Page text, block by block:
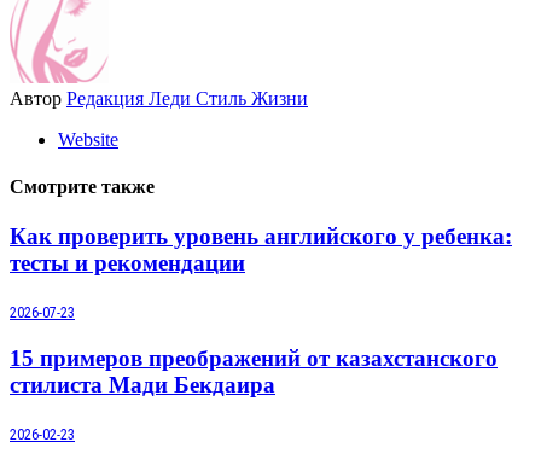
Автор Редакция Леди Стиль Жизни
Website
Смотрите также
Как проверить уровень английского у ребенка:
тесты и рекомендации
2026-07-23
15 примеров преображений от казахстанского
стилиста Мади Бекдаира
2026-02-23